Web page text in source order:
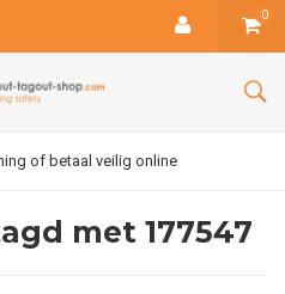
0
of betaal veilig online
met 177547